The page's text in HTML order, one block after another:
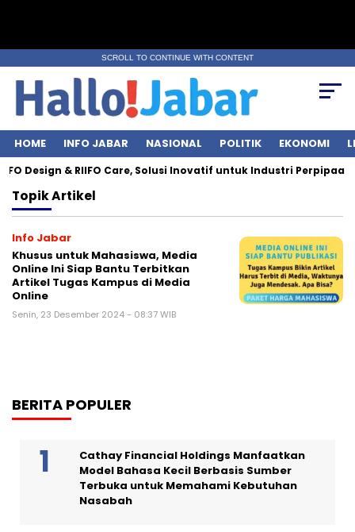
SCROLL TO CONTINUE WITH CONTENT
HOME INFO JABAR NASIONAL POLITIK EKONOMI
Design & RIIFO Care, Solusi Inovatif untuk Industri Perpipaan
TopikArtikel
Info Jabar
Khusus untuk Mahasiswa, Media
Online Ini Siap Bantu Terbitkan
Artikel Tugas Kampus di Media
Online
Senin, 23 Desember 2024 - 08:37 WIB
BERITA POPULER
Cathay Financial Holdings Manfaatkan
Model Bahasa Kecil Berbasis Sumber
Terbuka untuk Memahami Kebutuhan
Nasabah